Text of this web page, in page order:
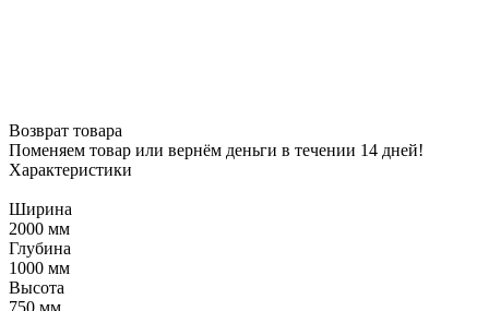
Возврат товара
Поменяем товар или вернём деньги в течении 14 дней!
Характеристики
Ширина
2000 мм
Глубина
1000 мм
Высота
750 мм